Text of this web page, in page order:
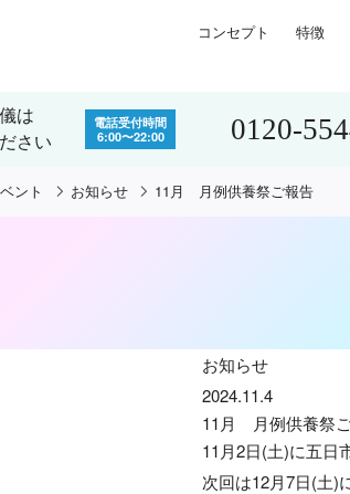
コンセプト 特徴
は
さい
電話受付時間
6:00〜22:00
0120-
ント お知らせ 11月 月例供養祭ご報告
お知らせ
2024.11.4
11月 月例供養祭
11月2日(土)に五日
次回は12月7日(土)